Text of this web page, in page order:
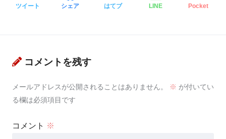
ツイート シェア はてブ LINE Pocket
コメントを残す
メールアドレスが公開されることはありません。 ※ が付いてい
る欄は必須項目です
コメント ※